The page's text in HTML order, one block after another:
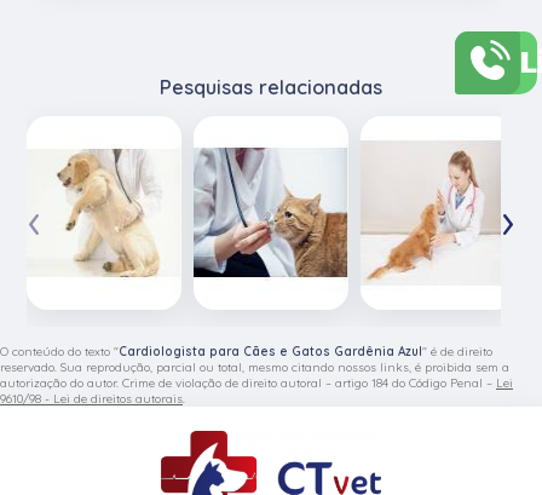
Pesquisas relacionadas
‹ ›
O conteúdo do texto "Cardiologista para Cães e Gatos Gardênia Azul" é de direito
reservado. Sua reprodução, parcial ou total, mesmo citando nossos links, é proibida sem a
autorização do autor. Crime de violação de direito autoral – artigo 184 do Código Penal – Lei
9610/98 - Lei de direitos autorais.